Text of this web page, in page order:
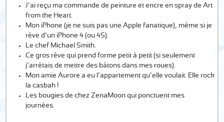
J’ai reçu ma commande de peinture et encre en spray de Art
from the Heart.
Mon iPhone (je ne suis pas une Apple fanatique), même si je
rêve d’un iPhone 4 (ou 4S).
Le chef Michael Smith.
Ce gros rêve qui prend forme petit à petit (si seulement
j’arrêtais de mettre des bâtons dans mes roues).
Mon amie Aurore a eu l’appartement qu’elle voulait. Elle rock
la casbah !
Les bougies de chez ZenaMoon qui ponctuent mes
journées.